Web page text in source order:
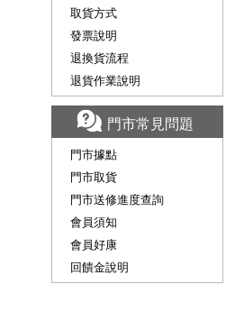
取貨方式
發票說明
退換貨流程
退貨作業說明
門市常見問題
門市據點
門市取貨
門市送修進度查詢
會員須知
會員好康
回饋金說明